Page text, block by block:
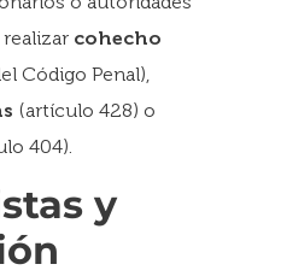
cohecho
Código Penal),
(artículo 428) o
404).
y